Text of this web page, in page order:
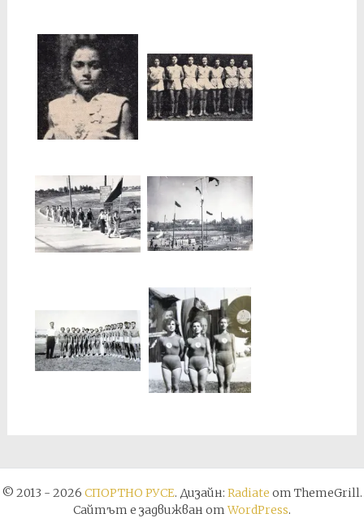
© 2013 - 2026 СПОРТНО РУСЕ. Дизайн: Radiate от ThemeGrill.
Сайтът е задвижван отWordPress.